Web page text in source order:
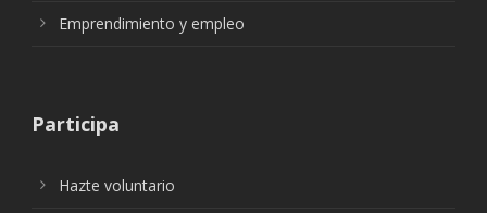
Emprendimiento y empleo
Participa
Hazte voluntario